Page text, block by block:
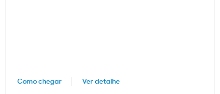
Como chegar Ver detalhe